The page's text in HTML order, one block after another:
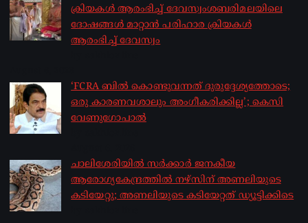
ക്രിയകൾ ആരംഭിച്ച് ദേവസ്വംശബരിമലയിലെ
ദോഷങ്ങൾ മാറ്റാൻ പരിഹാര ക്രിയകൾ
ആരംഭിച്ച് ദേവസ്വം
‘FCRA ബിൽ കൊണ്ടുവന്നത് ദുരുദ്ദേശ്യത്തോടെ;
ഒരു കാരണവശാലും അം​ഗീകരിക്കില്ല’; കെസി
വേണു​ഗോപാൽ
ചാലിശേരിയില്‍ സര്‍ക്കാര്‍ ജനകീയ
ആരോഗ്യകേന്ദ്രത്തില്‍ നഴ്സിന് അണലിയുടെ
കടിയേറ്റു; അണലിയുടെ കടിയേറ്റത് ഡ്യൂട്ടിക്കിടെ